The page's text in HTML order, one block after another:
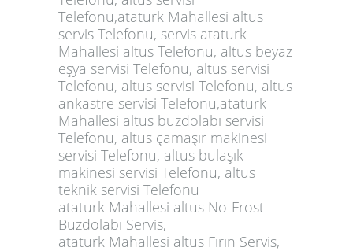
Telefonu,ataturk Mahallesi altus
servis Telefonu, servis ataturk
Mahallesi altus Telefonu, altus beyaz
eşya servisi Telefonu, altus servisi
Telefonu, altus servisi Telefonu, altus
ankastre servisi Telefonu,ataturk
Mahallesi altus buzdolabı servisi
Telefonu, altus çamaşır makinesi
servisi Telefonu, altus bulaşık
makinesi servisi Telefonu, altus
teknik servisi Telefonu
ataturk Mahallesi altus No-Frost
Buzdolabı Servis,
ataturk Mahallesi altus Fırın Servis,